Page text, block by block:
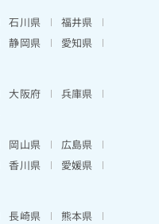
石川県
福井県
静岡県
愛知県
大阪府
兵庫県
岡山県
広島県
香川県
愛媛県
長崎県
熊本県